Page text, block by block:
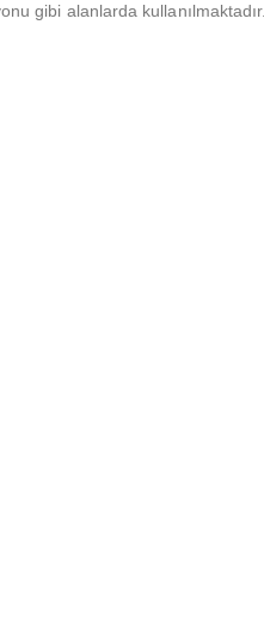
gibi alanlarda kullanılmaktadır.